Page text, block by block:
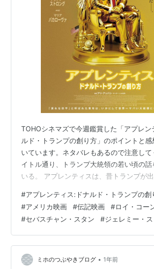
TOHOシネマズで今週鑑賞した「アプレン
ルド・トランプの創り方」のポイントと
いています。ネタバレもあるので注意して
イトル通り、トランプ大統領の若い頃の話
いる。 アプレンティスは、昔トランプが
ンプがお前はクビだ！って言う番組） 意味
い」。 あらすじ 舞台は１９６０年代のア
のドナルド・トランプ（セバスチャン・ス
弁護士のロイ・コーン（ジェレミー・ス
会う。 コーンはトランプに社会での「勝
いく・・・ アプレンティス：ドナルド・ト
#アプレンティス:ドナルド・トランプの創
#アメリカ映画 #伝記映画 #ロイ・コー
#セバスチャン・スタン #ジェレミー・
ミホのつぶやきブログ • 1年前